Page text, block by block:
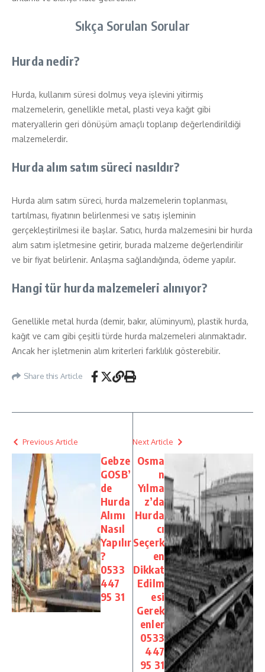
Sıkça Sorulan Sorular
Hurda nedir?
Hurda, kullanım süresi dolmuş veya işlevini yitirmiş
malzemelerin, genellikle metal, plasti veya kağıt gibi
materyallerin geri dönüşüm amaçlı toplanıp değerlendirildiği
malzemelerdir.
Hurda alım satım süreci nasıldır?
Hurda alım satım süreci, hurda malzemelerin toplanması,
tartılması, fiyatının belirlenmesi ve satış işleminin
gerçekleştirilmesi ile başlar. Satıcı, hurda malzemesini bir hurda
alım satım işletmesine getirir, burada malzeme değerlendirilir
ve bir fiyat belirlenir. Anlaşma sağlandığında, ödeme yapılır.
Hangi tür hurda malzemeleri alınıyor?
Genellikle metal hurda (demir, bakır, alüminyum), plastik hurda,
kağıt ve cam gibi çeşitli türde hurda malzemeleri alınmaktadır.
Ancak her işletmenin alım kriterleri farklılık gösterebilir.
Share this Article
Previous Article
Gebze
GOSB’
de
Hurda
Alımı
Nasıl
Yapılır
?
0533
447
95 31
Next Article
Osma
n
Yılma
z’da
Hurda
cı
Seçerk
en
Dikkat
Edilm
esi
Gerek
enler
0533
447
95 31